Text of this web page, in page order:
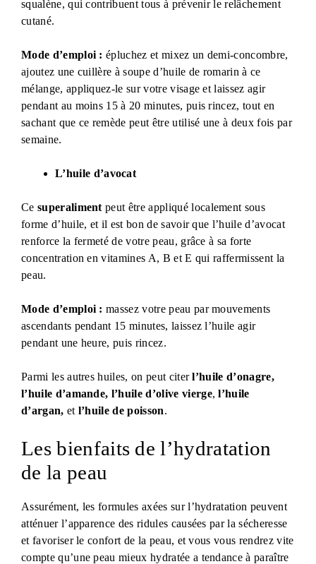
squalène, qui contribuent tous à prévenir le relâchement
cutané.
Mode d’emploi :épluchez et mixez un demi-concombre,
ajoutez une cuillère à soupe d’huile de romarin à ce
mélange, appliquez-le sur votre visage et laissez agir
pendant au moins 15 à 20 minutes, puis rincez, tout en
sachant que ce remède peut être utilisé une à deux fois par
semaine.
L’huile d’avocat
Ce superalimentpeut être appliqué localement sous
forme d’huile, et il est bon de savoir que l’huile d’avocat
renforce la fermeté de votre peau, grâce à sa forte
concentration en vitamines A, B et E qui raffermissent la
peau.
Mode d’emploi : massez votre peau par mouvements
ascendants pendant 15 minutes, laissez l’huile agir
pendant une heure, puis rincez.
Parmi les autres huiles, on peut citerl’huile d’onagre,
l’huile d’amande, l’huile d’olive vierge,l’huile
d’argan, et l’huile de poisson.
Les bienfaits de l’hydratation
de la peau
​Assurément, les formules axées sur l’hydratation peuvent
atténuer l’apparence des ridules causées par la sécheresse
et favoriser le confort de la peau, et vous vous rendrez vite
compte qu’une peau mieux hydratée a tendance à paraître